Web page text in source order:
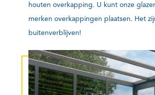
houten overkapping. U kunt onze
merken overkappingen plaatsen. Het
buitenverblijven!